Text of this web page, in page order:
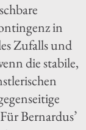
in
Zufalls und
die stabile,
Bernardus’